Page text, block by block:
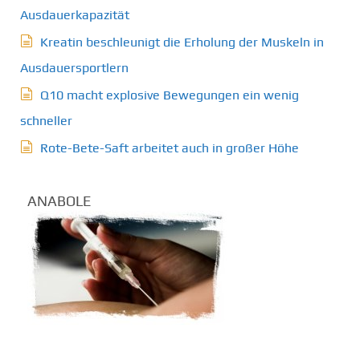
Ausdauerkapazität
Kreatin beschleunigt die Erholung der Muskeln in
Ausdauersportlern
Q10 macht explosive Bewegungen ein wenig
schneller
Rote-Bete-Saft arbeitet auch in großer Höhe
ANABOLE